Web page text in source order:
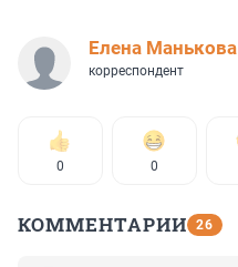
Елена Манькова
корреспондент
0 0
КОММЕНТАРИИ 26